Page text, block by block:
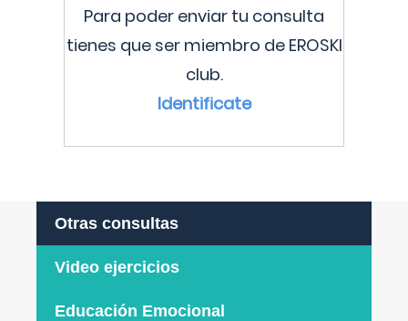
Para poder enviar tu consulta
tienes que ser miembro de EROSKI
club.
Identificate
Otras consultas
Video ejercicios
Educación Emocional